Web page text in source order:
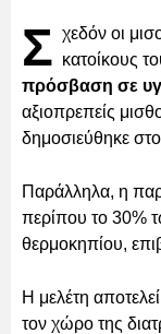
Σ χεδόν οι
κατοίκους
πρόσβαση σε
αξιοπρεπείς
δημοσιεύθηκε
Παράλληλα, η
περίπου το 30%
θερμοκηπίου,
Η μελέτη
τον χώρο της